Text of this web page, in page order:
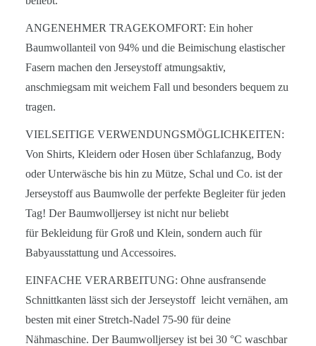
ANGENEHMER TRAGEKOMFORT: Ein hoher
Baumwollanteil von 94% und die Beimischung elastischer
Fasern machen den Jerseystoff atmungsaktiv,
anschmiegsam mit weichem Fall und besonders bequem zu
tragen.
VIELSEITIGE VERWENDUNGSMÖGLICHKEITEN:
Von Shirts, Kleidern oder Hosen über Schlafanzug, Body
oder Unterwäsche bis hin zu Mütze, Schal und Co. ist der
Jerseystoff aus Baumwolle der perfekte Begleiter für jeden
Tag! Der Baumwolljersey ist nicht nur beliebt
für Bekleidung für Groß und Klein, sondern auch für
Babyausstattung und Accessoires.
EINFACHE VERARBEITUNG: Ohne ausfransende
Schnittkanten lässt sich der Jerseystoff leicht vernähen, am
besten mit einer Stretch-Nadel 75-90 für deine
Nähmaschine. Der Baumwolljersey ist bei 30 °C waschbar